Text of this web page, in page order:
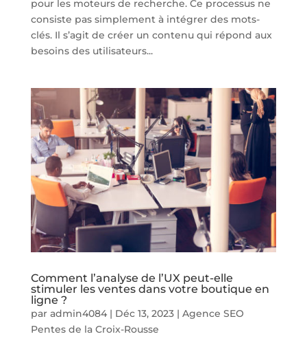
pour les moteurs de recherche. Ce processus ne
consiste pas simplement à intégrer des mots-
clés. Il s’agit de créer un contenu qui répond aux
besoins des utilisateurs...
Comment l’analyse de l’UX peut-elle
stimuler les ventes dans votre boutique en
ligne ?
par admin4084| Déc 13, 2023| Agence SEO
Pentes de la Croix-Rousse